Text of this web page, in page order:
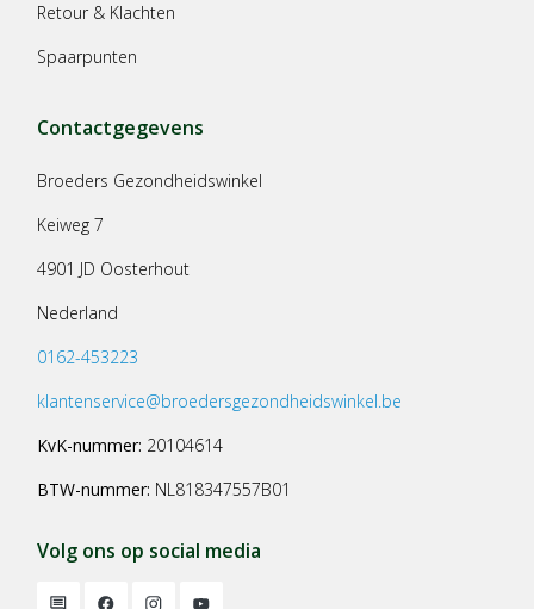
Retour & Klachten
Spaarpunten
Contactgegevens
Broeders Gezondheidswinkel
Keiweg 7
4901 JD Oosterhout
Nederland
0162-453223
klantenservice@broedersgezondheidswinkel.be
KvK-nummer: 20104614
BTW-nummer: NL818347557B01
Volg ons op social media